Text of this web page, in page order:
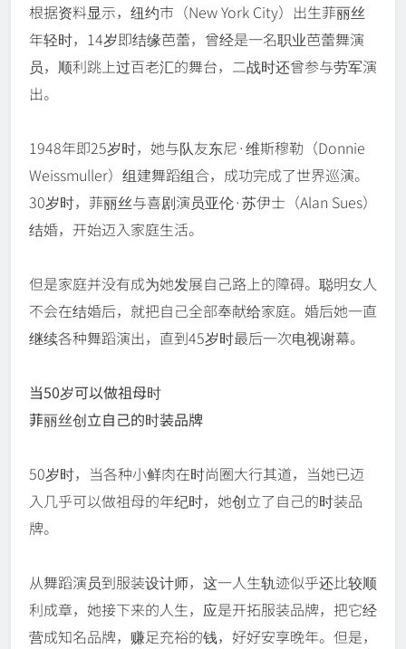
根据资料显示，纽约市（New York City）出生菲丽丝
年轻时，14岁即结缘芭蕾，曾经是一名职业芭蕾舞演
员，顺利跳上过百老汇的舞台，二战时还曾参与劳军演
出。
1948年即25岁时，她与队友东尼·维斯穆勒（Donnie
Weissmuller）组建舞蹈组合，成功完成了世界巡演。
30岁时，菲丽丝与喜剧演员亚伦·苏伊士（Alan Sues）
结婚，开始迈入家庭生活。
但是家庭并没有成为她发展自己路上的障碍。聪明女人
不会在结婚后，就把自己全部奉献给家庭。婚后她一直
继续各种舞蹈演出，直到45岁时最后一次电视谢幕。
当50岁可以做祖母时
菲丽丝创立自己的时装品牌
50岁时，当各种小鲜肉在时尚圈大行其道，当她已迈
入几乎可以做祖母的年纪时，她创立了自己的时装品
牌。
从舞蹈演员到服装设计师，这一人生轨迹似乎还比较顺
利成章，她接下来的人生，应是开拓服装品牌，把它经
营成知名品牌，赚足充裕的钱，好好安享晚年。但是，